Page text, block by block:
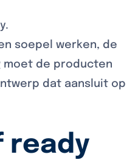
soepel werken, de
moet de producten
dat aansluit op
ready